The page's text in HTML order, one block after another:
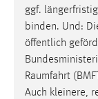
ggf.
binden. Und:
öffentlich
Raumfahrt
Auch kleinere,